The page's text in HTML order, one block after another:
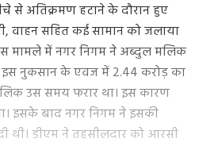
अतिक्रमण हटाने के दौरान हुए
वाहन सहित कई सामान को जलाया
मामले में नगर निगम ने अब्दुल मलिक
इस नुकसान के एवज में 2.44 करोड़ का
उस समय फरार था। इस कारण
इसके बाद नगर निगम ने इसकी
थी। डीएम ने तहसीलदार को आरसी